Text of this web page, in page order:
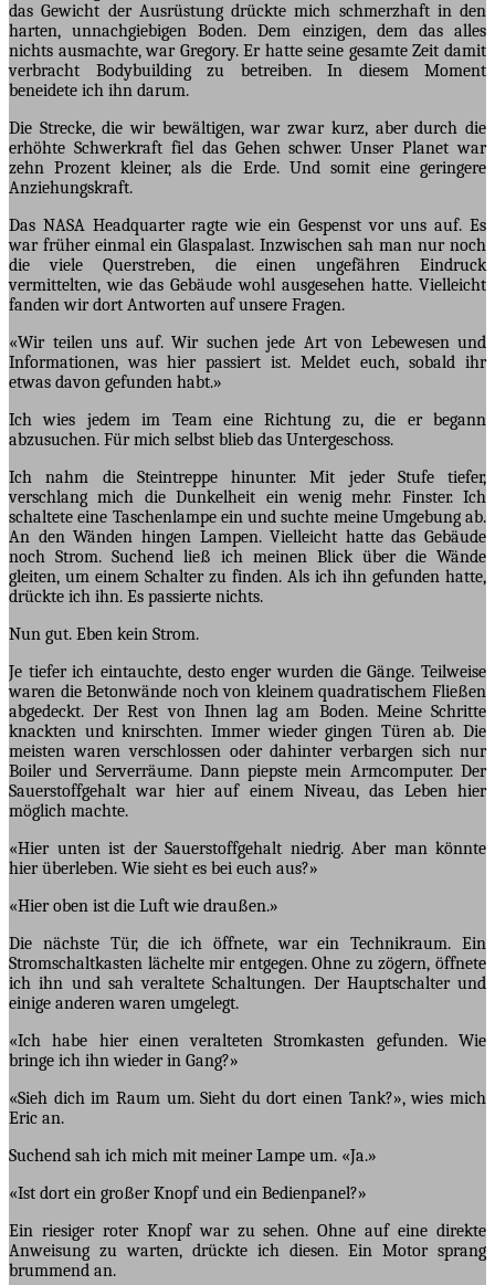
das Gewicht der Ausrüstung drückte mich schmerzhaft in den
harten, unnachgiebigen Boden. Dem einzigen, dem das alles
nichts ausmachte, war Gregory. Er hatte seine gesamte Zeit damit
verbracht Bodybuilding zu betreiben. In diesem Moment
beneidete ich ihn darum.
Die Strecke, die wir bewältigen, war zwar kurz, aber durch die
erhöhte Schwerkraft fiel das Gehen schwer. Unser Planet war
zehn Prozent kleiner, als die Erde. Und somit eine geringere
Anziehungskraft.
Das NASA Headquarter ragte wie ein Gespenst vor uns auf. Es
war früher einmal ein Glaspalast. Inzwischen sah man nur noch
die viele Querstreben, die einen ungefähren Eindruck
vermittelten, wie das Gebäude wohl ausgesehen hatte. Vielleicht
fanden wir dort Antworten auf unsere Fragen.
«Wir teilen uns auf. Wir suchen jede Art von Lebewesen und
Informationen, was hier passiert ist. Meldet euch, sobald ihr
etwas davon gefunden habt.»
Ich wies jedem im Team eine Richtung zu, die er begann
abzusuchen. Für mich selbst blieb das Untergeschoss.
Ich nahm die Steintreppe hinunter. Mit jeder Stufe tiefer,
verschlang mich die Dunkelheit ein wenig mehr. Finster. Ich
schaltete eine Taschenlampe ein und suchte meine Umgebung ab.
An den Wänden hingen Lampen. Vielleicht hatte das Gebäude
noch Strom. Suchend ließ ich meinen Blick über die Wände
gleiten, um einem Schalter zu finden. Als ich ihn gefunden hatte,
drückte ich ihn. Es passierte nichts.
Nun gut. Eben kein Strom.
Je tiefer ich eintauchte, desto enger wurden die Gänge. Teilweise
waren die Betonwände noch von kleinem quadratischem Fließen
abgedeckt. Der Rest von Ihnen lag am Boden. Meine Schritte
knackten und knirschten. Immer wieder gingen Türen ab. Die
meisten waren verschlossen oder dahinter verbargen sich nur
Boiler und Serverräume. Dann piepste mein Armcomputer. Der
Sauerstoffgehalt war hier auf einem Niveau, das Leben hier
möglich machte.
«Hier unten ist der Sauerstoffgehalt niedrig. Aber man könnte
hier überleben. Wie sieht es bei euch aus?»
«Hier oben ist die Luft wie draußen.»
Die nächste Tür, die ich öffnete, war ein Technikraum. Ein
Stromschaltkasten lächelte mir entgegen. Ohne zu zögern, öffnete
ich ihn und sah veraltete Schaltungen. Der Hauptschalter und
einige anderen waren umgelegt.
«Ich habe hier einen veralteten Stromkasten gefunden. Wie
bringe ich ihn wieder in Gang?»
«Sieh dich im Raum um. Sieht du dort einen Tank?», wies mich
Eric an.
Suchend sah ich mich mit meiner Lampe um. «Ja.»
«Ist dort ein großer Knopf und ein Bedienpanel?»
Ein riesiger roter Knopf war zu sehen. Ohne auf eine direkte
Anweisung zu warten, drückte ich diesen. Ein Motor sprang
brummend an.